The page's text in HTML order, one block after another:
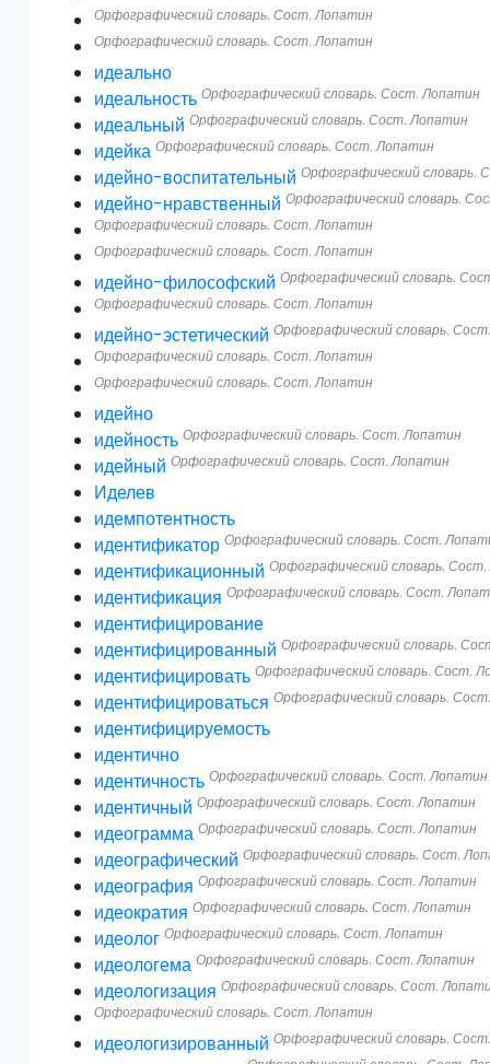
Орфографический словарь. Сост. Лопатин
Орфографический словарь. Сост. Лопатин
идеально
идеальность Орфографический словарь. Сост. Лопатин
идеальный Орфографический словарь. Сост. Лопатин
идейка Орфографический словарь. Сост. Лопатин
идейно-воспитательный Орфографический словарь.
идейно-нравственный Орфографический словарь.
Орфографический словарь. Сост. Лопатин
Орфографический словарь. Сост. Лопатин
идейно-философский Орфографический словарь.
Орфографический словарь. Сост. Лопатин
идейно-эстетический Орфографический словарь.
Орфографический словарь. Сост. Лопатин
Орфографический словарь. Сост. Лопатин
идейно
идейность Орфографический словарь. Сост. Лопатин
идейный Орфографический словарь. Сост. Лопатин
Иделев
идемпотентность
идентификатор Орфографический словарь. Сост.
идентификационный Орфографический словарь.
идентификация Орфографический словарь. Сост.
идентифицирование
идентифицированный Орфографический словарь.
идентифицировать Орфографический словарь. Сост.
идентифицироваться Орфографический словарь.
идентифицируемость
идентично
идентичность Орфографический словарь. Сост. Лопатин
идентичный Орфографический словарь. Сост. Лопатин
идеограмма Орфографический словарь. Сост. Лопатин
идеографический Орфографический словарь. Сост.
идеография Орфографический словарь. Сост. Лопатин
идеократия Орфографический словарь. Сост. Лопатин
идеолог Орфографический словарь. Сост. Лопатин
идеологема Орфографический словарь. Сост. Лопатин
идеологизация Орфографический словарь. Сост.
Орфографический словарь. Сост. Лопатин
идеологизированный Орфографический словарь.